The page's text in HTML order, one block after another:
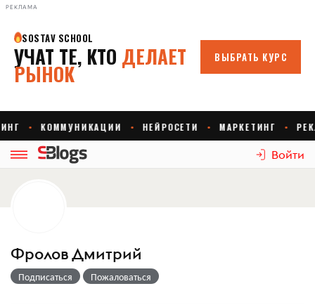
РЕКЛАМА
Войти
Фролов Дмитрий
Подписаться Пожаловаться